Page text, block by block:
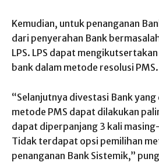
Kemudian, untuk penanganan
dari penyerahan Bank
LPS. LPS dapat
bank dalam metode resolusi PMS.
“Selanjutnya divestasi Bank
metode PMS dapat dilakukan
dapat diperpanjang 3 kali
Tidak terdapat opsi pemilihan
penanganan Bank Sistemik,”